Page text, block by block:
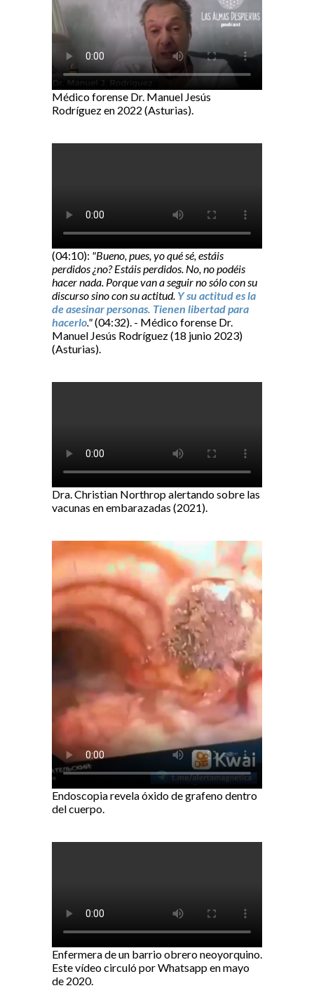
Médico forense Dr. Manuel Jesús
Rodríguez en 2022 (Asturias).
(04:10): "Bueno, pues, yo qué sé, estáis
perdidos ¿no? Estáis perdidos. No, no podéis
hacer nada. Porque van a seguir no sólo con su
discurso sino con su actitud. Y su actitud es la
de asesinar personas. Tienen libertad para
hacerlo."(04:32). - Médico forense Dr.
Manuel Jesús Rodríguez (18 junio 2023)
(Asturias).
Dra. Christian Northrop alertando sobre las
vacunas en embarazadas (2021).
Endoscopia revela óxido de grafeno dentro
del cuerpo.
Enfermera de un barrio obrero neoyorquino.
Este vídeo circuló por Whatsapp en mayo
de 2020.